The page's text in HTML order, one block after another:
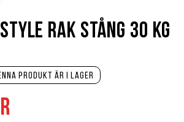
produkt är i lager
Rak stång 30 kg